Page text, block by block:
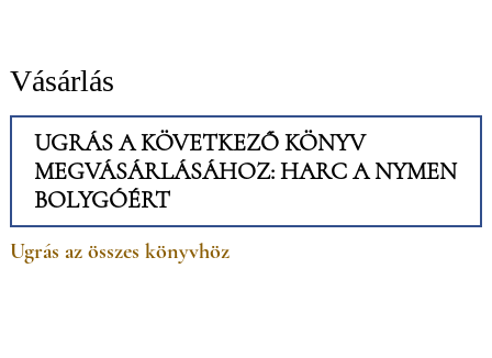
Vásárlás
UGRÁS A KÖVETKEZŐ KÖNYV
MEGVÁSÁRLÁSÁHOZ: HARC A NYMEN
BOLYGÓÉRT
Ugrás az összes könyvhöz